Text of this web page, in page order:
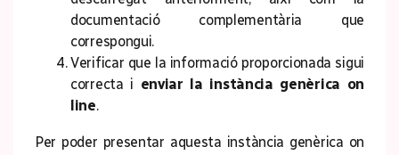
documentació complementària que
correspongui.
Verificar que la informació proporcionada sigui
correcta i enviar la instància genèrica on
line.
Per poder presentar aquesta instància genèrica on